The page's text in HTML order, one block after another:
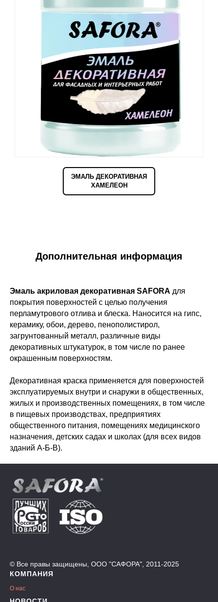
ЭМАЛЬ ДЕКОРАТИВНАЯ
ХАМЕЛЕОН
Дополнительная информация
Эмаль акриловая декоративная SAFORA для
покрытия поверхностей с целью получения
перламутрового отлива и блеска. Наносится на гипс,
керамику, обои, дерево, пенополистирол,
загрунтованный металл, различные виды
декоративных штукатурок, в том числе по ранее
окрашенным поверхностям.
Декоративная краска применяется для поверхностей
эксплуатируемых внутри и снаружи в общественных,
жилых и производственных помещениях, в том числе
в пищевых производствах, предприятиях
общественного питания, помещениях медицинского
назначения, детских садах и школах (для всех видов
зданий А-Б-В).
© Все правы защищены, ООО "САФОРА", 2011-2025
КОМПАНИЯ
О нас